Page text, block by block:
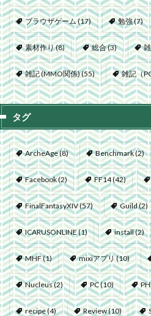
ブラウザゲーム(17) 勉強(7)
素材作り(8) 総合(3)
雑記 (MMO関係)(55) 雑記（
タグ
ArcheAge(8) Benchmark(2)
Facebook(2) FF14(42)
FinalFantasyXIV(57) Guild(2)
ICARUSONLINE(1) install(2)
MHF(1) mixiアプリ(10)
Nucleus(2) PC(10)
recipe(4) Review(10)